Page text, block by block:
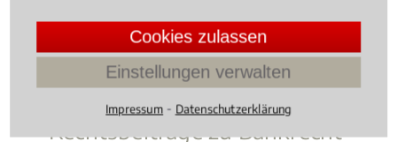
einem Gerichtstermin, wird sowieso meist am
Gericht am Ort verhandelt.
Rechtsbeiträge zu Bankrecht
Cookies zulassen
Einstellungen verwalten
Impressum ⁃ Datenschutzerklärung